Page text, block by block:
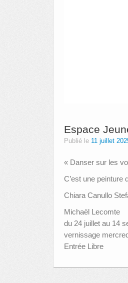
Espace
Publié le 11 juillet
« Danser sur les
C’est une peinture
Chiara Canullo
Michaël Lecomte
du 24 juillet au 14
vernissage
Entrée Libre